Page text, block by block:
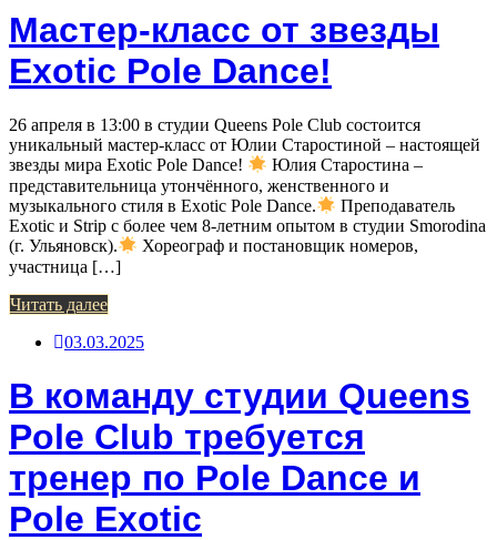
Мастер-класс от звезды
Exotic Pole Dance!
26 апреля в 13:00 в студии Queens Pole Club состоится
уникальный мастер-класс от Юлии Старостиной – настоящей
звезды мира Exotic Pole Dance!
Юлия Старостина –
представительница утончённого, женственного и
музыкального стиля в Exotic Pole Dance.
Преподаватель
Exotic и Strip с более чем 8-летним опытом в студии Smorodina
(г. Ульяновск).
Хореограф и постановщик номеров,
участница […]
Читать далее
03.03.2025
В команду студии Queens
Pole Club требуется
тренер по Pole Dance и
Pole Exotic